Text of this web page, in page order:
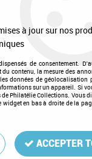
2000-2012
Liechtenstein III
premier à donner votre
à jour sur nos
de consentement.
contenu, la mesure des
données de géolocalisation
sur un appareil. Si
Philatélie Collections. Vous
en bas à droite de la
ACCEPTER